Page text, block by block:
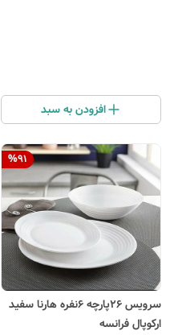
افزودن به سبد
%91
سرویس ۲۶پارچه ۶نفره هارنا سفید
ارکوپال فرانسه